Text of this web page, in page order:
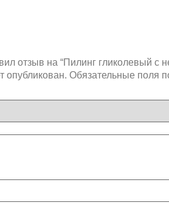
отзыв на “Пилинг гликолевый с
опубликован. Обязательные поля